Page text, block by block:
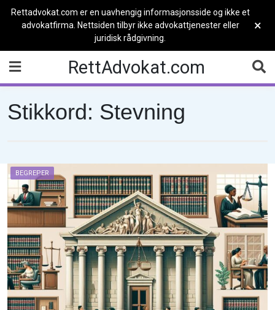
Rettadvokat.com er en uavhengig informasjonsside og ikke et
advokatfirma. Nettsiden tilbyr ikke advokattjenester eller
juridisk rådgivning.
×
content
RettAdvokat.com
Stikkord: Stevning
BEGREPER